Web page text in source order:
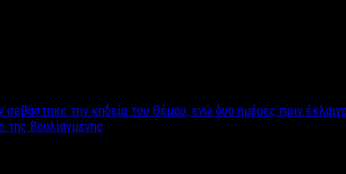
σεβάστηκε την κηδεία του Θέμου, ενώ δυο ημέρες πριν
της Βουλιαγμένης